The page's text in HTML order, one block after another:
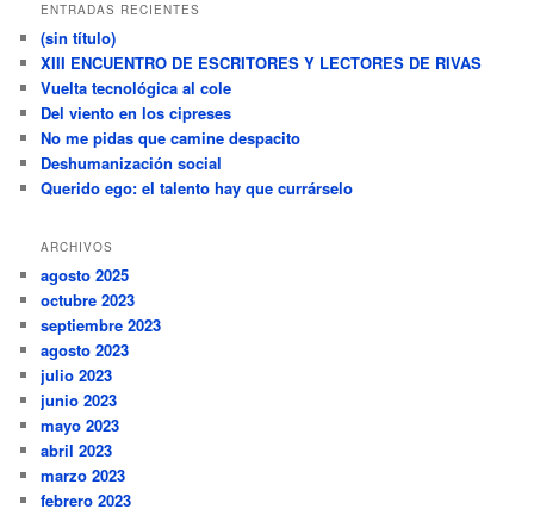
ENTRADAS RECIENTES
(sin título)
XIII ENCUENTRO DE ESCRITORES Y LECTORES DE RIVAS
Vuelta tecnológica al cole
Del viento en los cipreses
No me pidas que camine despacito
Deshumanización social
Querido ego: el talento hay que currárselo
ARCHIVOS
agosto 2025
octubre 2023
septiembre 2023
agosto 2023
julio 2023
junio 2023
mayo 2023
abril 2023
marzo 2023
febrero 2023